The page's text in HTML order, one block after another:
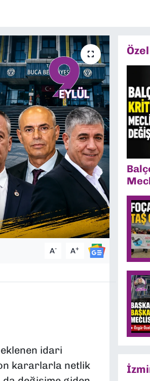
A- A+
idari
kararlarla netlik